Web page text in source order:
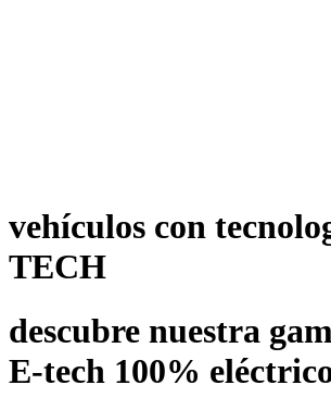
vehículos con
TECH
descubre nuestra
E-tech 100%